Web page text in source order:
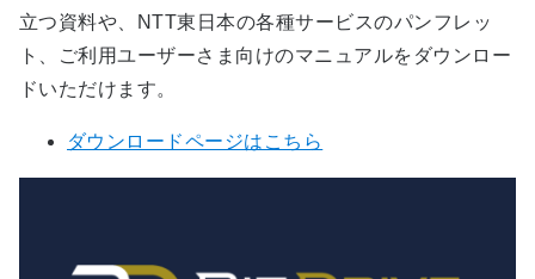
立つ資料や、NTT東日本の各種サービスのパンフレッ
ト、ご利用ユーザーさま向けのマニュアルをダウンロー
ドいただけます。
ダウンロードページはこちら